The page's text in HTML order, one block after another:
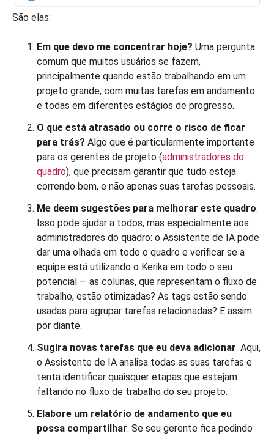
São elas:
Em que devo me concentrar hoje? Uma pergunta
comum que muitos usuários se fazem,
principalmente quando estão trabalhando em um
projeto grande, com muitas tarefas em andamento
e todas em diferentes estágios de progresso.
O que está atrasado ou corre o risco de ficar
para trás? Algo que é particularmente importante
para os gerentes de projeto (administradores do
quadro), que precisam garantir que tudo esteja
correndo bem, e não apenas suas tarefas pessoais.
Me deem sugestões para melhorar este quadro.
Isso pode ajudar a todos, mas especialmente aos
administradores do quadro: o Assistente de IA pode
dar uma olhada em todo o quadro e verificar se a
equipe está utilizando o Kerika em todo o seu
potencial — as colunas, que representam o fluxo de
trabalho, estão otimizadas? As tags estão sendo
usadas para agrupar tarefas relacionadas? E assim
por diante.
Sugira novas tarefas que eu deva adicionar. Aqui,
o Assistente de IA analisa todas as suas tarefas e
tenta identificar quaisquer etapas que estejam
faltando no fluxo de trabalho do seu projeto.
Elabore um relatório de andamento que eu
possa compartilhar. Se seu gerente fica pedindo